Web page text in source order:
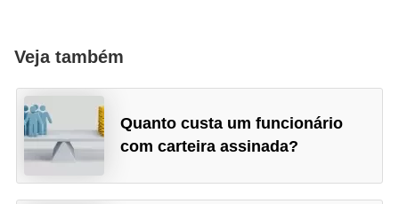
Veja também
Quanto custa um funcionário
com carteira assinada?